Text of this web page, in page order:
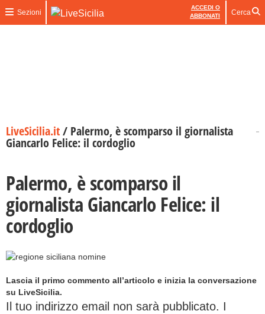
Sezioni
ACCEDI O
ABBONATI
Cerca
LiveSicilia.it/ Palermo, è scomparso il giornalista
Giancarlo Felice: il cordoglio
Palermo, è scomparso il
giornalista Giancarlo Felice: il
cordoglio
Lascia il primo commento all’articolo e inizia la conversazione
su LiveSicilia.
Il tuo indirizzo email non sarà pubblicato. I